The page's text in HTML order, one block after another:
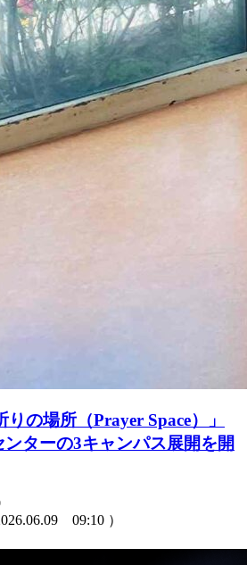
の場所（Prayer Space）」
ターの3キャンパス展開を開
09:10 ）